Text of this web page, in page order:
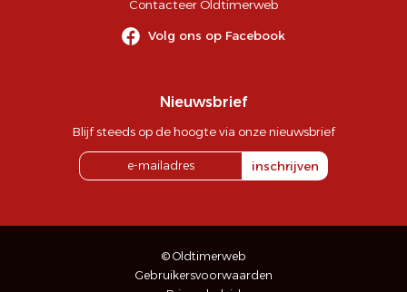
Contacteer Oldtimerweb
Volg ons op Facebook
Nieuwsbrief
Blijf steeds op de hoogte via onze nieuwsbrief
inschrijven
© Oldtimerweb
Gebruikersvoorwaarden